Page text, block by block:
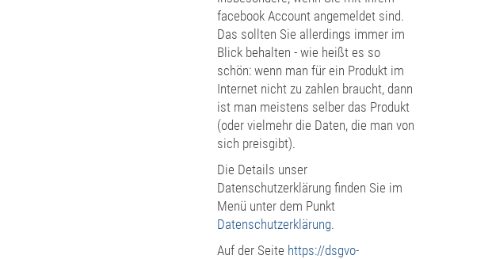
facebook Account angemeldet sind.
Das sollten Sie allerdings immer im
Blick behalten - wie heißt es so
schön: wenn man für ein Produkt im
Internet nicht zu zahlen braucht, dann
ist man meistens selber das Produkt
(oder vielmehr die Daten, die man von
sich preisgibt).
Die Details unser
Datenschutzerklärung finden Sie im
Menü unter dem Punkt
Datenschutzerklärung.
Auf der Seite https://dsgvo-